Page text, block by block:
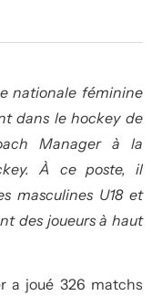
nationale féminine
dans le hockey de
Manager à la
À ce poste, il
masculines U18 et
des joueurs à haut
a joué 326 matchs